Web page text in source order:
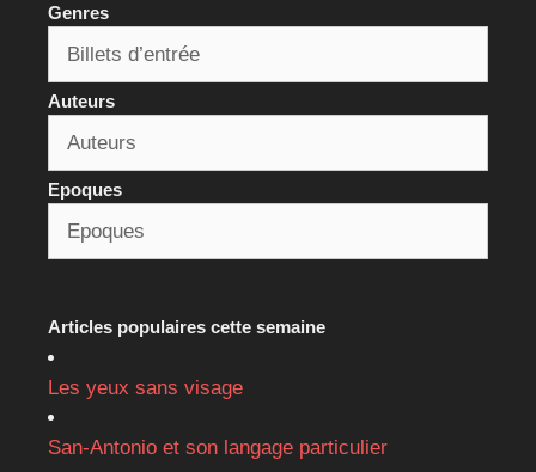
Genres
Auteurs
Epoques
Articles populaires cette semaine
Les yeux sans visage
San-Antonio et son langage particulier